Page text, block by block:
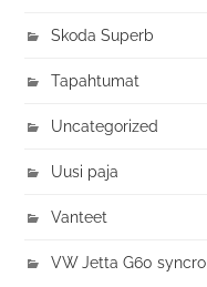
Skoda Superb
Tapahtumat
Uncategorized
Uusi paja
Vanteet
VW Jetta G60 syncro